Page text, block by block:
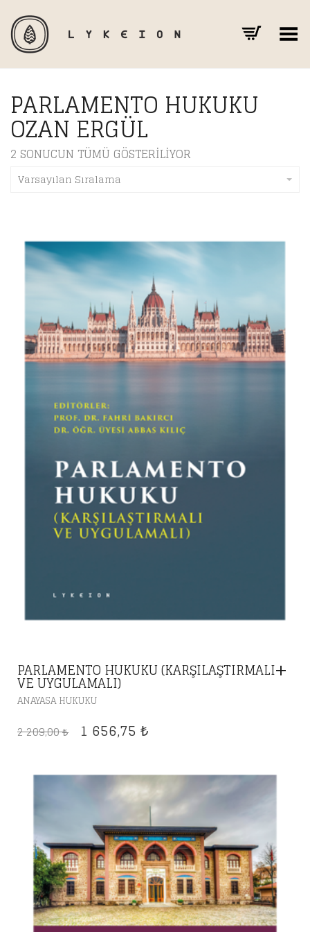
Toggle Menu
PARLAMENTO HUKUKU
OZAN ERGÜL
2 SONUCUN TÜMÜ GÖSTERILIYOR
Varsayılan Sıralama
PARLAMENTO HUKUKU (KARŞILAŞTIRMALI
VE UYGULAMALI)
ANAYASA HUKUKU
2 209,00₺ ORIJINAL
2
209,00 ₺.
1 656,75 ₺ŞU
FIYAT:
1
656,75 ₺.